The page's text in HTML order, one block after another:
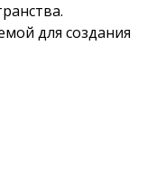
для создания